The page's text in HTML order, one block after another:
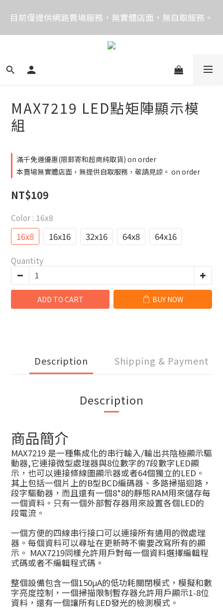
價格均含稅，下單享優惠！歡迎大量採購，由專人提供
專案報價。
目前僅提供網路賣場服務，無實體店面，無自取服務。
目前電話系統異常，暫時無法正常接聽來電，請改播
MAX7219 LED點矩陣顯示模
組
滿千免運優惠(限郵寄和超商純取貨) on order
本賣場無實體店面，無提供自取服務，敬請見諒。 on order
NT$109
Color: 16x8
16x8 16x16 32x16 64x8 64x16
Quantity
ADD TO CART BUY NOW
Description Shipping & Payment
Description
商品簡介
MAX7219 是一種集成化的串行輸入/輸出共陰極顯示驅
動器,它連接微型處理器與8位數字的7段數字LED顯
示，也可以連接條線圖顯示器或者64個獨立的LED。
其上包括一個片上的B型BCD編碼器、多路掃描迴路，
段字驅動器，而且還有一個8*8的靜態RAM用來儲存每
一個資料。只有一個外部暫存器用來設置各個LED的
段電流。
一個方便的四線串行接口可以連接所有通用的微處理
器。每個資料可以尋址在更新時不需要改寫所有的顯
示。 MAX7219同樣允許用戶對每一個資料選擇編輯程
式碼或者不編輯程式碼。
整個設備包含一個150μA的低功耗關閉模式，模擬和數
字亮度控制，一個掃描限制暫存器允許用戶顯示1-8位
資料，還有一個讓所有LED發光的檢測模式。